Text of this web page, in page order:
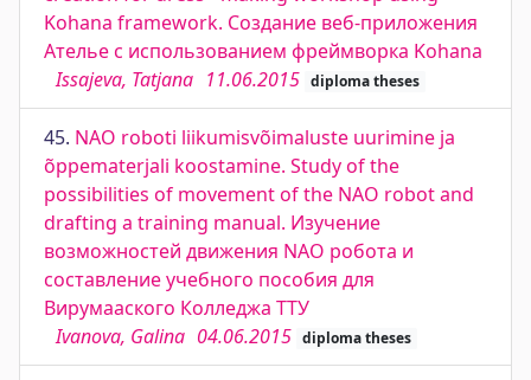
Kohana framework. Создание веб-приложения
Ателье с использованием фреймворка Kohana
Issajeva, Tatjana 11.06.2015 diploma theses
45. NAO roboti liikumisvõimaluste uurimine ja
õppematerjali koostamine. Study of the
possibilities of movement of the NAO robot and
drafting a training manual. Изучение
возможностей движения NAO робота и
составление учебного пособия для
Вирумааского Колледжа ТТУ
Ivanova, Galina 04.06.2015 diploma theses